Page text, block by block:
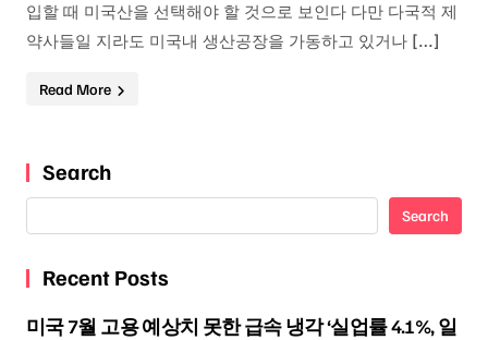
입할 때 미국산을 선택해야 할 것으로 보인다 다만 다국적 제
약사들일 지라도 미국내 생산공장을 가동하고 있거나 […]
Read More
Search
Search
Recent Posts
미국 7월 고용 예상치 못한 급속 냉각 ‘실업률 4.1%, 일